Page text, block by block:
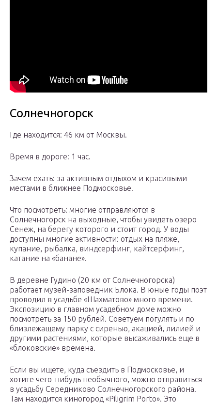
Солнечногорск
Где находится: 46 км от Москвы.
Время в дороге: 1 час.
Зачем ехать: за активным отдыхом и красивыми
местами в ближнее Подмосковье.
Что посмотреть: многие отправляются в
Солнечногорск на выходные, чтобы увидеть озеро
Сенеж, на берегу которого и стоит город. У воды
доступны многие активности: отдых на пляже,
купание, рыбалка, виндсерфинг, кайтсерфинг,
катание на «банане».
В деревне Гудино (20 км от Солнечногорска)
работает музей-заповедник Блока. В юные годы поэт
проводил в усадьбе «Шахматово» много времени.
Экспозицию в главном усадебном доме можно
посмотреть за 150 рублей. Советуем погулять и по
близлежащему парку с сиренью, акацией, лилией и
другими растениями, которые высаживались еще в
«блоковские» времена.
Если вы ищете, куда съездить в Подмосковье, и
хотите чего-нибудь необычного, можно отправиться
в усадьбу Середниково Солнечногорского района.
Там находится киногород «Piligrim Porto». Это